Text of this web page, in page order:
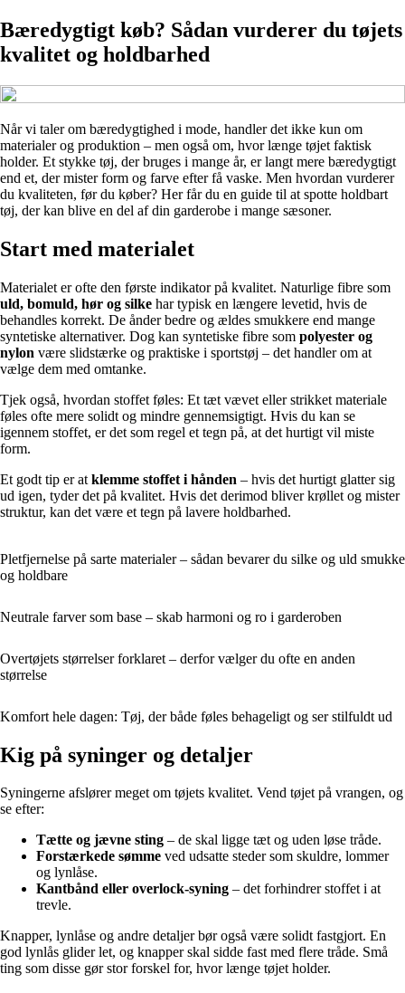
Bæredygtigt køb? Sådan vurderer du tøjets
kvalitet og holdbarhed
Når vi taler om bæredygtighed i mode, handler det ikke kun om
materialer og produktion – men også om, hvor længe tøjet faktisk
holder. Et stykke tøj, der bruges i mange år, er langt mere bæredygtigt
end et, der mister form og farve efter få vaske. Men hvordan vurderer
du kvaliteten, før du køber? Her får du en guide til at spotte holdbart
tøj, der kan blive en del af din garderobe i mange sæsoner.
Start med materialet
Materialet er ofte den første indikator på kvalitet. Naturlige fibre som
uld, bomuld, hør og silke har typisk en længere levetid, hvis de
behandles korrekt. De ånder bedre og ældes smukkere end mange
syntetiske alternativer. Dog kan syntetiske fibre som polyester og
nylon være slidstærke og praktiske i sportstøj – det handler om at
vælge dem med omtanke.
Tjek også, hvordan stoffet føles: Et tæt vævet eller strikket materiale
føles ofte mere solidt og mindre gennemsigtigt. Hvis du kan se
igennem stoffet, er det som regel et tegn på, at det hurtigt vil miste
form.
Et godt tip er at klemme stoffet i hånden – hvis det hurtigt glatter sig
ud igen, tyder det på kvalitet. Hvis det derimod bliver krøllet og mister
struktur, kan det være et tegn på lavere holdbarhed.
Pletfjernelse på sarte materialer – sådan bevarer du silke og uld smukke
og holdbare
Neutrale farver som base – skab harmoni og ro i garderoben
Overtøjets størrelser forklaret – derfor vælger du ofte en anden
størrelse
Komfort hele dagen: Tøj, der både føles behageligt og ser stilfuldt ud
Kig på syninger og detaljer
Syningerne afslører meget om tøjets kvalitet. Vend tøjet på vrangen, og
se efter:
Tætte og jævne sting – de skal ligge tæt og uden løse tråde.
Forstærkede sømme ved udsatte steder som skuldre, lommer
og lynlåse.
Kantbånd eller overlock-syning – det forhindrer stoffet i at
trevle.
Knapper, lynlåse og andre detaljer bør også være solidt fastgjort. En
god lynlås glider let, og knapper skal sidde fast med flere tråde. Små
ting som disse gør stor forskel for, hvor længe tøjet holder.